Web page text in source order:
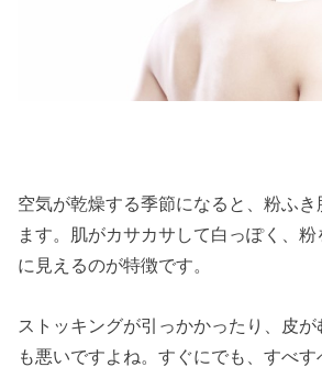
空気が乾燥する季節になると、粉ふき
ます。肌がカサカサして白っぽく、粉
に見えるのが特徴です。
ストッキングが引っかかったり、皮が
も悪いですよね。すぐにでも、すべ